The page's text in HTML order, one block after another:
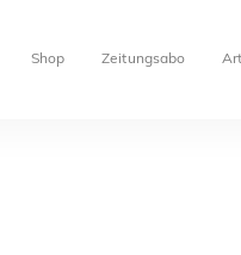
Shop Zeitungsabo